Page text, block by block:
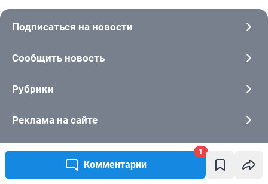
Комментарии
1